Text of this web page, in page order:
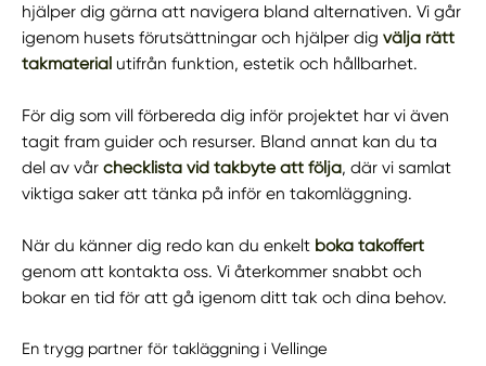
hjälper dig gärna att navigera bland alternativen. Vi går
igenom husets förutsättningar och hjälper digvälja rätt
takmaterial utifrån funktion, estetik och hållbarhet.
För dig som vill förbereda dig inför projektet har vi även
tagit fram guider och resurser. Bland annat kan du ta
del av vårchecklista vid takbyte att följa, där vi samlat
viktiga saker att tänka på inför en takomläggning.
När du känner dig redo kan du enkelt boka takoffert
genom att kontakta oss. Vi återkommer snabbt och
bokar en tid för att gå igenom ditt tak och dina behov.
En trygg partner för takläggning i Vellinge